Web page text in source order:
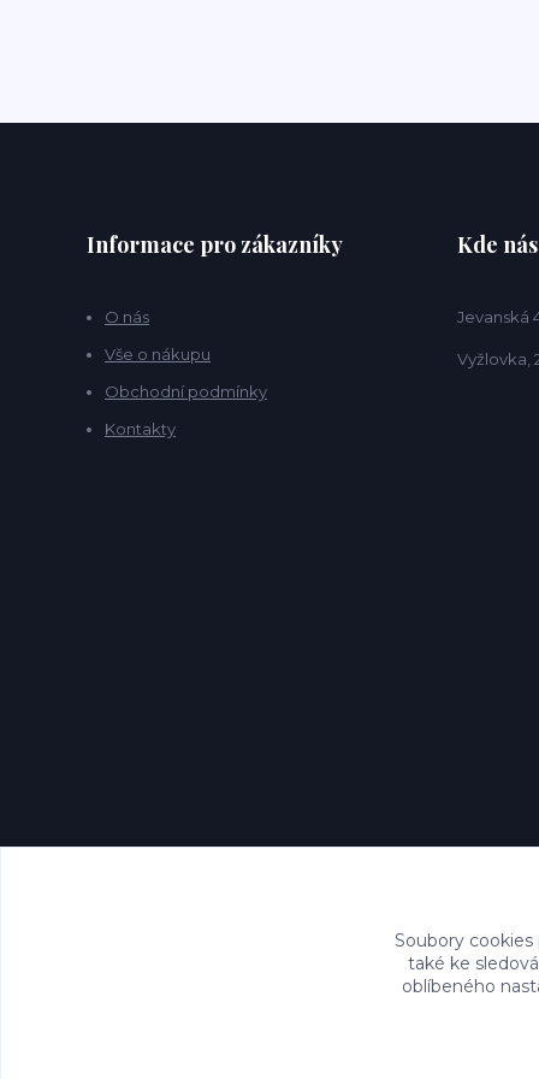
Informace pro zákazníky
O nás
Vše o nákupu
Obchodní podmínky
Kontakty
Kde
Jevanská
Vyžlovka,
Soubory
také ke
oblíbeného